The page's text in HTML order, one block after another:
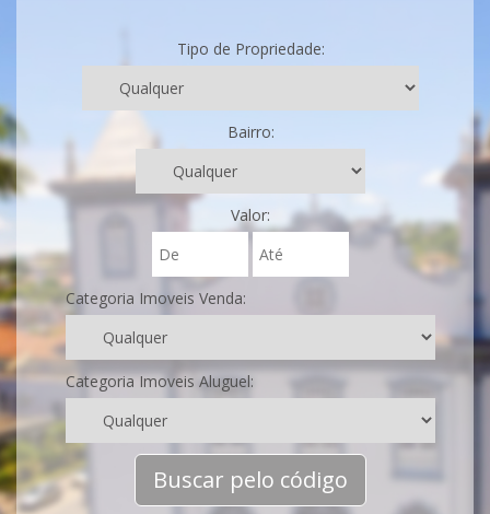
Tipo de Propriedade:
Bairro:
Valor:
Categoria Imoveis Venda:
Categoria Imoveis Aluguel:
Buscar pelo código